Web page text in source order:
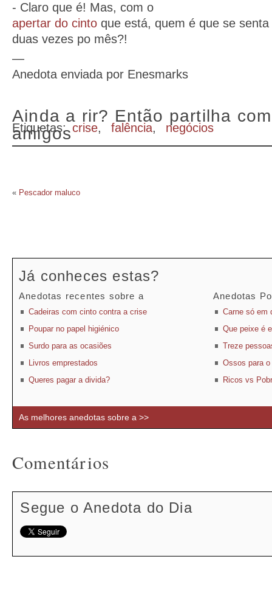
- Claro que é! Mas, com o
apertar do cinto que está, quem é que se
duas vezes po mês?!
—
Anedota enviada por Enesmarks
Ainda a rir? Então partilha
amigos
Etiquetas: crise, falência, negócios
« Pescador maluco
Já conheces estas?
Anedotas recentes sobre a
Cadeiras com cinto contra a crise
Poupar no papel higiénico
Surdo para as ocasiões
Livros emprestados
Queres pagar a divida?
Anedotas
Carne só em
Que peixe é
Treze
Ossos para o
Ricos vs
As melhores anedotas sobre a >>
Comentários
Segue o Anedota do Dia